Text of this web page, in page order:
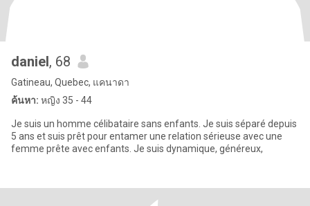
daniel, 68
Gatineau, Quebec, แคนาดา
ค้นหา: หญิง 35 - 44
Je suis un homme célibataire sans enfants. Je suis séparé depuis
5 ans et suis prêt pour entamer une relation sérieuse avec une
femme prête avec enfants. Je suis dynamique, généreux,